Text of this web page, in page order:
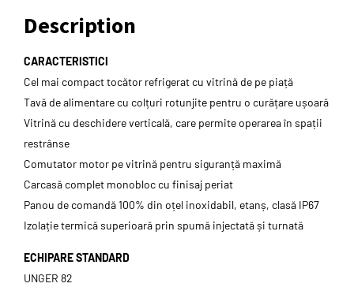
Description
CARACTERISTICI
Cel mai compact tocător refrigerat cu vitrină de pe piață
Tavă de alimentare cu colțuri rotunjite pentru o curățare ușoară
Vitrină cu deschidere verticală, care permite operarea în spații
restrânse
Comutator motor pe vitrină pentru siguranță maximă
Carcasă complet monobloc cu finisaj periat
Panou de comandă 100% din oțel inoxidabil, etanș, clasă IP67
Izolație termică superioară prin spumă injectată și turnată
ECHIPARE STANDARD
UNGER 82